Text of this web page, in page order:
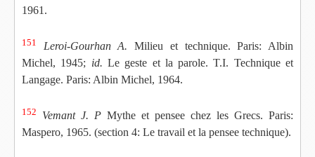
1961.
151 Leroi-Gourhan A. Milieu et technique. Paris: Albin
Michel, 1945; id. Le geste et la parole. T.I. Technique et
Langage. Paris: Albin Michel, 1964.
152 Vemant J. P Mythe et pensee chez les Grecs. Paris:
Maspero, 1965. (section 4: Le travail et la pensee technique).